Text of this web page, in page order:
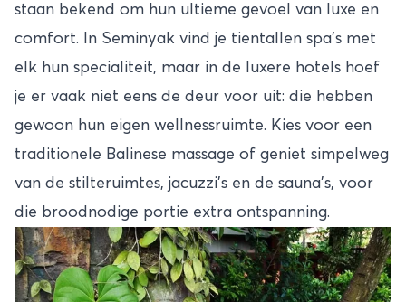
staan bekend om hun ultieme gevoel van luxe en
comfort. In Seminyak vind je tientallen spa’s met
elk hun specialiteit, maar in de luxere hotels hoef
je er vaak niet eens de deur voor uit: die hebben
gewoon hun eigen wellnessruimte. Kies voor een
traditionele Balinese massage of geniet simpelweg
van de stilteruimtes, jacuzzi’s en de sauna’s, voor
die broodnodige portie extra ontspanning.